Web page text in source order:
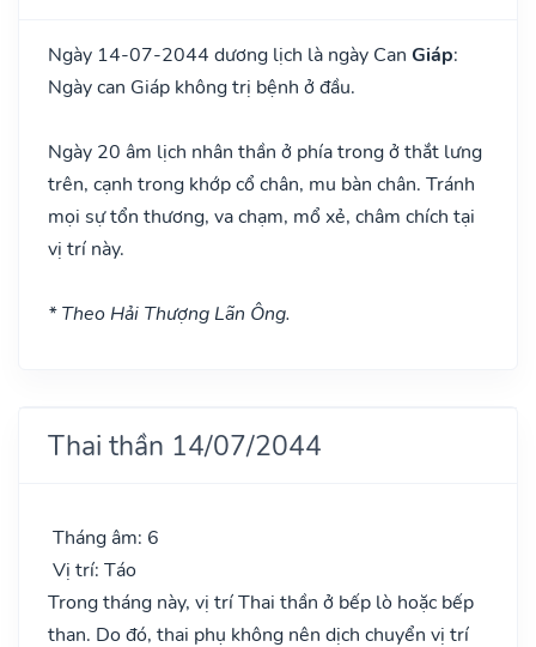
Ngày 14-07-2044 dương lịch là ngày Can Giáp:
Ngày can Giáp không trị bệnh ở đầu.
Ngày 20 âm lịch nhân thần ở phía trong ở thắt lưng
trên, cạnh trong khớp cổ chân, mu bàn chân. Tránh
mọi sự tổn thương, va chạm, mổ xẻ, châm chích tại
vị trí này.
* Theo Hải Thượng Lãn Ông.
Thai thần 14/07/2044
Tháng âm: 6
Vị trí: Táo
Trong tháng này, vị trí Thai thần ở bếp lò hoặc bếp
than. Do đó, thai phụ không nên dịch chuyển vị trí